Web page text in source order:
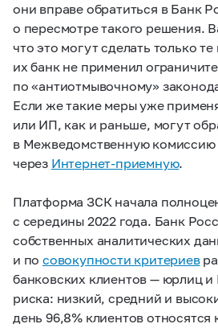
они вправе обратиться в Банк
о пересмотре такого решения.
что это могут сделать только
их банк не применил
по «антиотмывочному»
Если же такие меры уже
или ИП, как и раньше, могут
в Межведомственную комиссию
через Интернет-приемную.
Платформа ЗСК начала
с середины 2022 года. Банк
собственных аналитических
и по совокупности критериев
банковских клиентов — юрлиц
риска: низкий, средний и
день 96,8% клиентов относятся